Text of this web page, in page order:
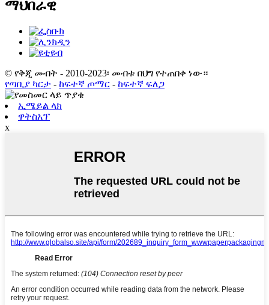
ማህበራዊ
© የቅጂ መብት - 2010-2023፡ መብቱ በህግ የተጠበቀ ነው።
የጣቢያ ካርታ - ከፍተኛ ጦማር - ከፍተኛ ፍለጋ
ኢሜይል ላክ
ዋትስአፕ
x